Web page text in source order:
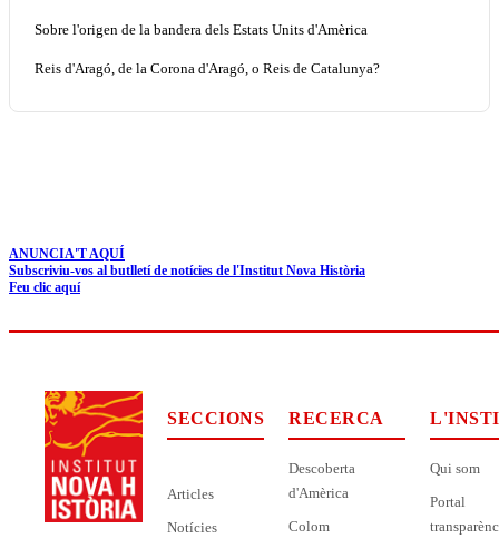
Sobre l'origen de la bandera dels Estats Units d'Amèrica
Reis d'Aragó, de la Corona d'Aragó, o Reis de Catalunya?
ANUNCIA'T AQUÍ
Subscriviu-vos al butlletí de notícies de l'Institut Nova Història
Feu clic aquí
SECCIONS
Articles
Notícies
RECERCA
Descoberta
d'Amèrica
Colom
Qui som
Portal